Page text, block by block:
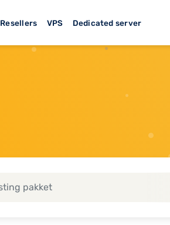
Resellers VPS Dedicated server